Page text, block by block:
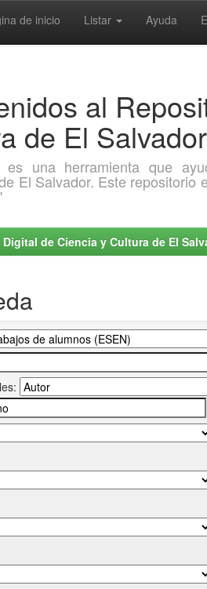
de inicio Listar Ayuda
al
de El
es una herramienta que
El Salvador. Este
de Ciencia y Cultura de El